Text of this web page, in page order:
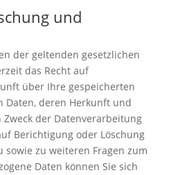
und
der geltenden gesetzlichen
das Recht auf
über Ihre gespeicherten
Daten, deren Herkunft und
der Datenverarbeitung
Berichtigung oder Löschung
sowie zu weiteren Fragen zum
Daten können Sie sich